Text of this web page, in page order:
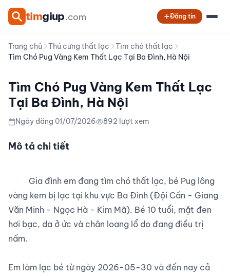
timgiup.com Đăng tin
Trang chủ Thú cưng thất lạc
Tìm chó thất lạc
Tìm Chó Pug Vàng Kem Thất Lạc Tại Ba Đình, Hà Nội
Tìm Chó Pug Vàng Kem Thất Lạc
Tại Ba Đình, Hà Nội
Ngày đăng 01/07/2026 892 lượt xem
Mô tả chi tiết
vàng kem bị lạc tại khu vực Ba Đình (Đội Cấn - Giang
Văn Minh - Ngọc Hà - Kim Mã). Bé 10 tuổi, mặt đen
hơi bạc, da ở ức và chân loang lổ do đang điều trị
nấm.
Em làm lạc bé từ ngày 2026-05-30 và đến nay cả